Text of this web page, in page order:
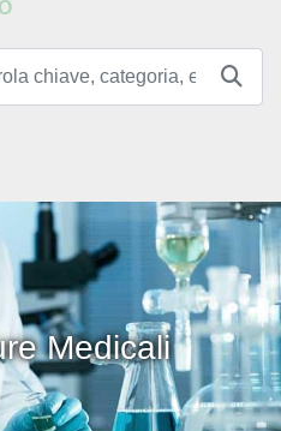
Medicali